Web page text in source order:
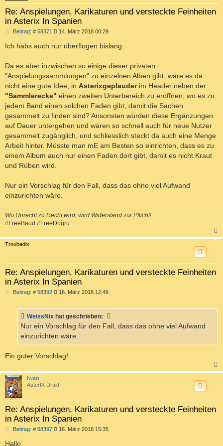
Re: Anspielungen, Karikaturen und versteckte Feinheiten
in Asterix In Spanien
Beitrag: # 58371 B
i
g
14. März 2018 00:29
Ich habs auch nur überflogen bislang.
Da es aber inzwischen so einige dieser privaten
"Anspielungssammlungen" zu einzelnen Alben gibt, wäre es da
nicht eine gute Idee, in Asterixgeplauderim Header neben der
"Sammlerecke" einen zweiten Unterbereich zu eröffnen, wo es zu
jedem Band einen solchen Faden gibt, damit die Sachen
gesammelt zu finden sind? Ansonsten würden diese Ergänzungen
auf Dauer untergehen und wären so schnell auch für neue Nutzer
gesammelt zugänglich, und schliesslich steckt da auch eine Menge
Arbeit hinter. Müsste man mE am Besten so einrichten, dass es zu
einem Album auch nur einen Faden dort gibt, damit es nicht Kraut
und Rüben wird.
Nur ein Vorschlag für den Fall, dass das ohne viel Aufwand
einzurichten wäre.
Wo Unrecht zu Recht wird, wird Widerstand zur Pflicht!
#FreeBaud #FreeDoğru
a
Troubadix
Re: Anspielungen, Karikaturen und versteckte Feinheiten
in Asterix In Spanien
Beitrag: # 58392B
r
a
16. März 2018 12:49
WeissNix hat geschrieben:
Nur ein Vorschlag für den Fall, dass das ohne viel Aufwand
einzurichten wäre.
Ein guter Vorschlag!
a
Iwan
AsterIX Druid
Re: Anspielungen, Karikaturen und versteckte Feinheiten
in Asterix In Spanien
Beitrag: # 58397B
16. März 2018 15:35
Hallo